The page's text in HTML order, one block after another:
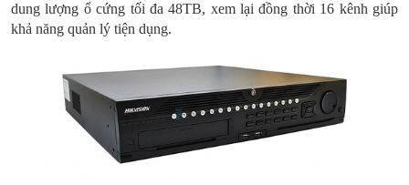
dung lượng ổ cứng tối đa 48TB, xem lại đồng thời 16 kênh giúp
khả năng quản lý tiện dụng.